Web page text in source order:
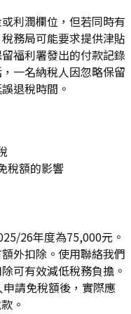
利潤欄位，但若同時有
務局可能要求提供津貼
福利署發出的付款記錄
一名納稅人因忽略保留
退稅時間。
稅額的影響
26年度為75,000元。
外扣除。使用聯絡我們
可有效減低稅務負擔。
請免稅額後，實際應
。